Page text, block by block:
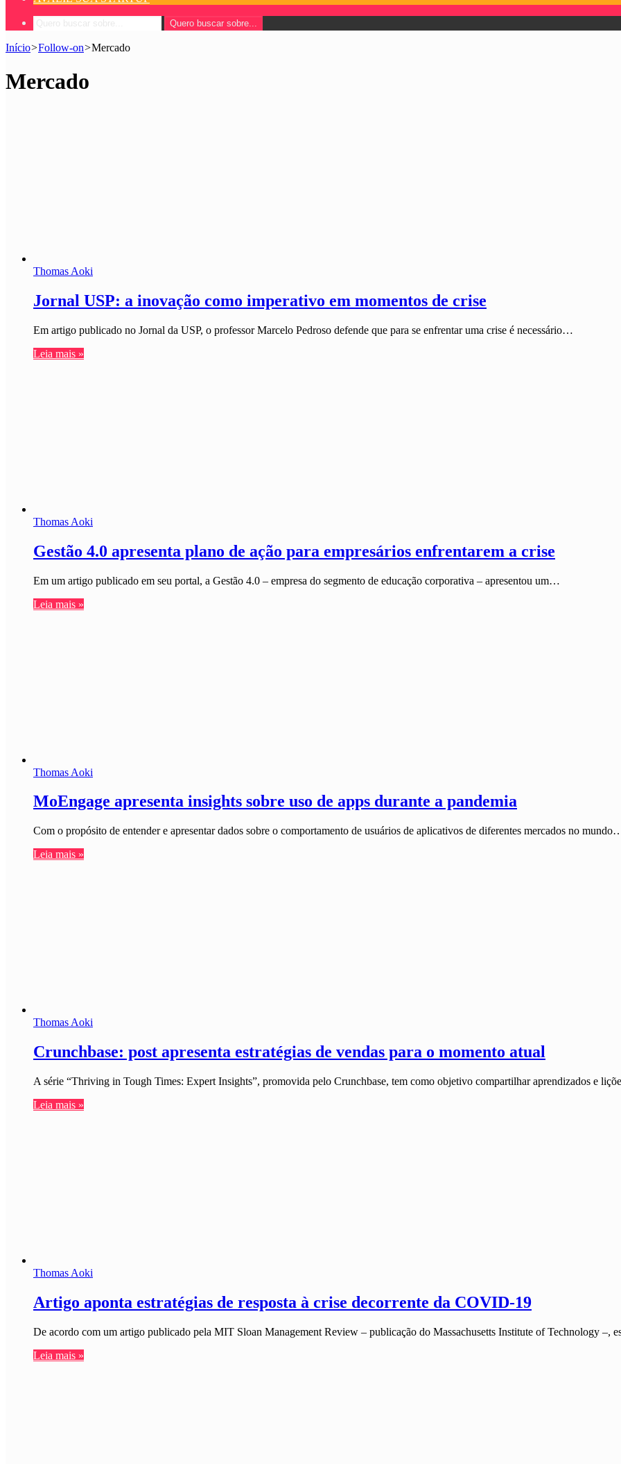
Quero buscar sobre...
Início>Follow-on>Mercado
Mercado
Thomas Aoki
Jornal USP: a inovação como imperativo em momentos de crise
Em artigo publicado no Jornal da USP, o professor Marcelo Pedroso defende que para se enfrentar uma crise é necessário…
Leia mais »
Thomas Aoki
Gestão 4.0 apresenta plano de ação para empresários enfrentarem a crise
Em um artigo publicado em seu portal, a Gestão 4.0 – empresa do segmento de educação corporativa – apresentou um…
Leia mais »
Thomas Aoki
MoEngage apresenta insights sobre uso de apps durante a pandemia
Com o propósito de entender e apresentar dados sobre o comportamento de usuários de aplicativos de diferentes mercados no
Leia mais »
Thomas Aoki
Crunchbase: post apresenta estratégias de vendas para o momento atual
A série “Thriving in Tough Times: Expert Insights”, promovida pelo Crunchbase, tem como objetivo compartilhar aprendizados e
Leia mais »
Thomas Aoki
Artigo aponta estratégias de resposta à crise decorrente da COVID-19
De acordo com um artigo publicado pela MIT Sloan Management Review – publicação do Massachusetts Institute of Technology –,
Leia mais »